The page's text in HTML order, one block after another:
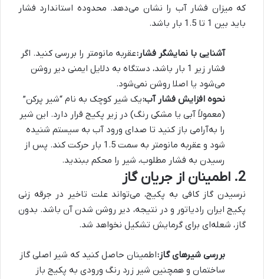
که میزان فشار آب را نشان می‌دهد. محدوده استاندارد فشار
باید بین 1 تا 1.5 بار باشد.
آشنایی با نمایشگر فشار:عقربه مانومتر را بررسی کنید. اگر
فشار زیر 1 بار باشد، دستگاه به دلایل ایمنی دیر روشن
می‌شود یا اصلا روشن نمی‌شود.
نحوه افزایش فشار آب:یک شیر کوچک به نام “شیر پرکن”
(معمولاً آبی یا مشکی رنگ) در زیر پکیج قرار دارد. این شیر
را به‌آرامی باز کنید تا صدای ورود آب به سیستم شنیده
شود و عقربه مانومتر به سمت 1.5 بار حرکت کند. پس از
رسیدن به فشار مطلوب، شیر را محکم ببندید.
2. اطمینان از جریان گاز
نرسیدن گاز کافی به پکیج، می‌تواند علت تاخیر در جرقه زنی
پکیج ایران رادیاتور و در نتیجه، دیر روشن شدن آن باشد. بدون
گاز، شعله‌ای برای گرمایش تشکیل نخواهد شد.
بررسی شیرهای گاز:اطمینان حاصل کنید که شیر اصلی گاز
ساختمان و همچنین شیر زرد رنگ ورودی به پکیج باز